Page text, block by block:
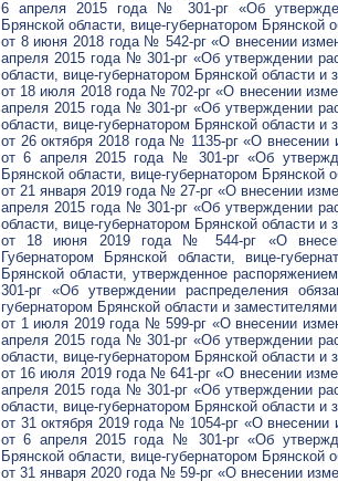
6 апреля 2015 года № 301-рг «Об
Брянской области, вице-губернатором Брянской
от 8 июня 2018 года № 542-рг «О внесении
апреля 2015 года № 301-рг «Об утверждении
области, вице-губернатором Брянской области
от 18 июля 2018 года № 702-рг «О внесении
апреля 2015 года № 301-рг «Об утверждении
области, вице-губернатором Брянской области
от 26 октября 2018 года № 1135-рг «О внесении
от 6 апреля 2015 года № 301-рг «Об
Брянской области, вице-губернатором Брянской
от 21 января 2019 года № 27-рг «О внесении
апреля 2015 года № 301-рг «Об утверждении
области, вице-губернатором Брянской области
от 18 июня 2019 года № 544-рг «О
Губернатором Брянской области, вице-
Брянской области, утвержденное
301-рг «Об утверждении распределения
губернатором Брянской области и
от 1 июля 2019 года № 599-рг «О внесении
апреля 2015 года № 301-рг «Об утверждении
области, вице-губернатором Брянской области
от 16 июля 2019 года № 641-рг «О внесении
апреля 2015 года № 301-рг «Об утверждении
области, вице-губернатором Брянской области
от 31 октября 2019 года № 1054-рг «О внесении
от 6 апреля 2015 года № 301-рг «Об
Брянской области, вице-губернатором Брянской
от 31 января 2020 года № 59-рг «О внесении